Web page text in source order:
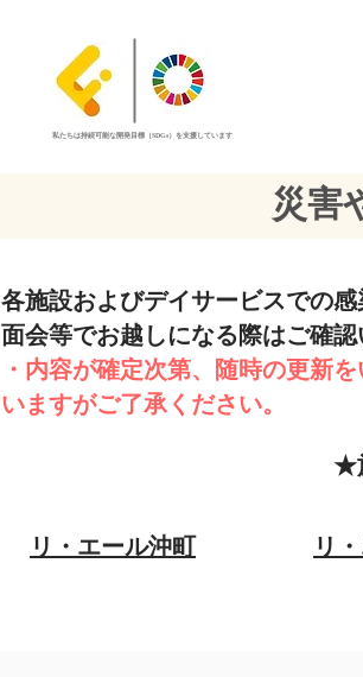
私たちは持続可能な開発目標（SDGs）を支援しています
災害
各施設およびデイサービスでの
面会等でお越しになる際はご確
・内容が確定次第、随時の更新
いますがご了承ください。
​★
リ・エール沖町 リ